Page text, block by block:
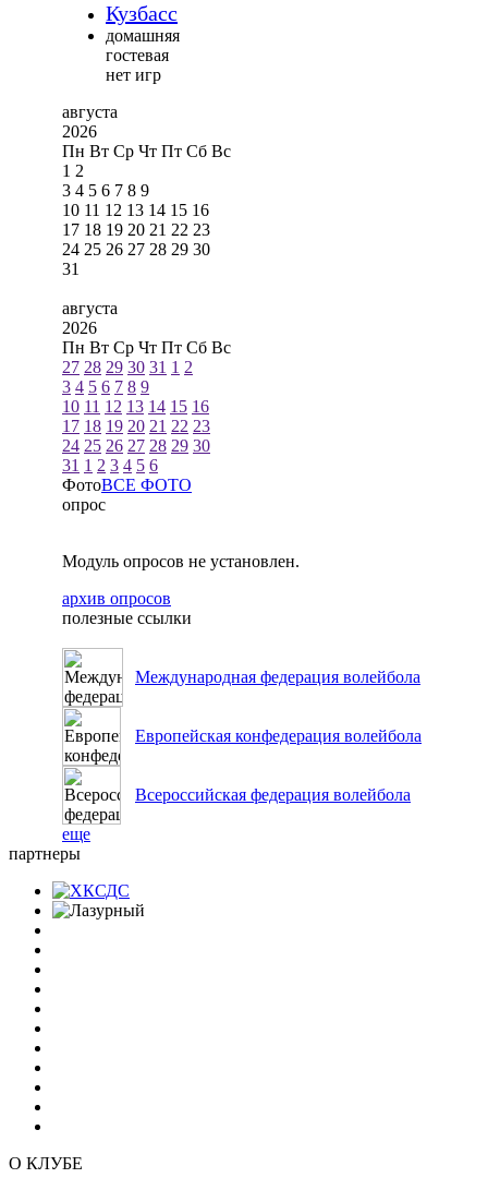
Кузбасс
домашняя
гостевая
нет игр
августа
2026
Пн Вт Ср Чт Пт Сб Вс
1 2
3 4 5 6 7 8 9
10 11 12 13 14 15 16
17 18 19 20 21 22 23
24 25 26 27 28 29 30
31
августа
2026
Пн Вт Ср Чт Пт Сб Вс
27 28 29 30 31 1 2
3 4 5 6 7 8 9
10 11 12 13 14 15 16
17 18 19 20 21 22 23
24 25 26 27 28 29 30
31 1 2 3 4 5 6
ФотоВСЕ ФОТО
опрос
Модуль опросов не установлен.
архив опросов
полезные ссылки
Международная федерация волейбола
Европейская конфедерация волейбола
Всероссийская федерация волейбола
еще
партнеры
О КЛУБЕ